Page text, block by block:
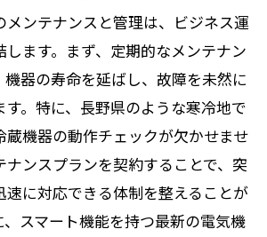
メンテナンスと管理は、ビジネス運
ます。まず、定期的なメンテナン
機器の寿命を延ばし、故障を未然に
。特に、長野県のような寒冷地で
蔵機器の動作チェックが欠かせませ
ナンスプランを契約することで、突
速に対応できる体制を整えることが
スマート機能を持つ最新の電気機